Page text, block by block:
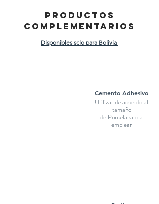
PRODUCTOS
COMPLEMENTARIOS
Disponibles solo para Bolivia
Cemento Adhesivo
Utilizar de acuerdo al
tamaño
de Porcelanato a
emplear